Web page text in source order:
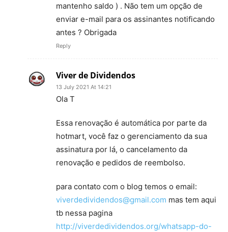
mantenho saldo ) . Não tem um opção de
enviar e-mail para os assinantes notificando
antes ? Obrigada
Reply
Viver de Dividendos
13 July 2021 At 14:21
Ola T
Essa renovação é automática por parte da
hotmart, você faz o gerenciamento da sua
assinatura por lá, o cancelamento da
renovação e pedidos de reembolso.
para contato com o blog temos o email:
viverdedividendos@gmail.com mas tem aqui
tb nessa pagina
http://viverdedividendos.org/whatsapp-do-